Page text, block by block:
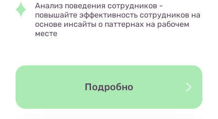
Анализ поведения сотрудников -
повышайте эффективность сотрудников на
основе инсайты о паттернах на рабочем
месте
Подробно